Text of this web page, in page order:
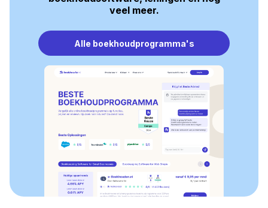
veel meer.
Alle boekhoudprogramma's